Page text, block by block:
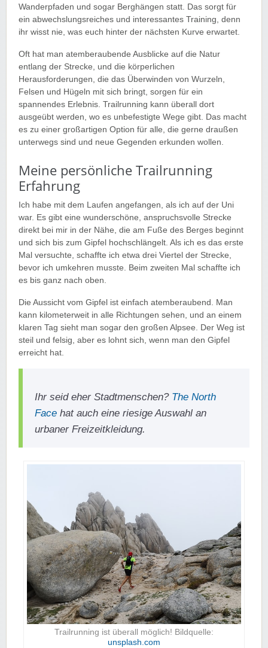
Wanderpfaden und sogar Berghängen statt. Das sorgt für
ein abwechslungsreiches und interessantes Training, denn
ihr wisst nie, was euch hinter der nächsten Kurve erwartet.
Oft hat man atemberaubende Ausblicke auf die Natur
entlang der Strecke, und die körperlichen
Herausforderungen, die das Überwinden von Wurzeln,
Felsen und Hügeln mit sich bringt, sorgen für ein
spannendes Erlebnis. Trailrunning kann überall dort
ausgeübt werden, wo es unbefestigte Wege gibt. Das macht
es zu einer großartigen Option für alle, die gerne draußen
unterwegs sind und neue Gegenden erkunden wollen.
Meine persönliche Trailrunning
Erfahrung
Ich habe mit dem Laufen angefangen, als ich auf der Uni
war. Es gibt eine wunderschöne, anspruchsvolle Strecke
direkt bei mir in der Nähe, die am Fuße des Berges beginnt
und sich bis zum Gipfel hochschlängelt. Als ich es das erste
Mal versuchte, schaffte ich etwa drei Viertel der Strecke,
bevor ich umkehren musste. Beim zweiten Mal schaffte ich
es bis ganz nach oben.
Die Aussicht vom Gipfel ist einfach atemberaubend. Man
kann kilometerweit in alle Richtungen sehen, und an einem
klaren Tag sieht man sogar den großen Alpsee. Der Weg ist
steil und felsig, aber es lohnt sich, wenn man den Gipfel
erreicht hat.
Ihr seid eher Stadtmenschen? The North
Face hat auch eine riesige Auswahl an
urbaner Freizeitkleidung.
Trailrunning ist überall möglich! Bildquelle:
unsplash.com